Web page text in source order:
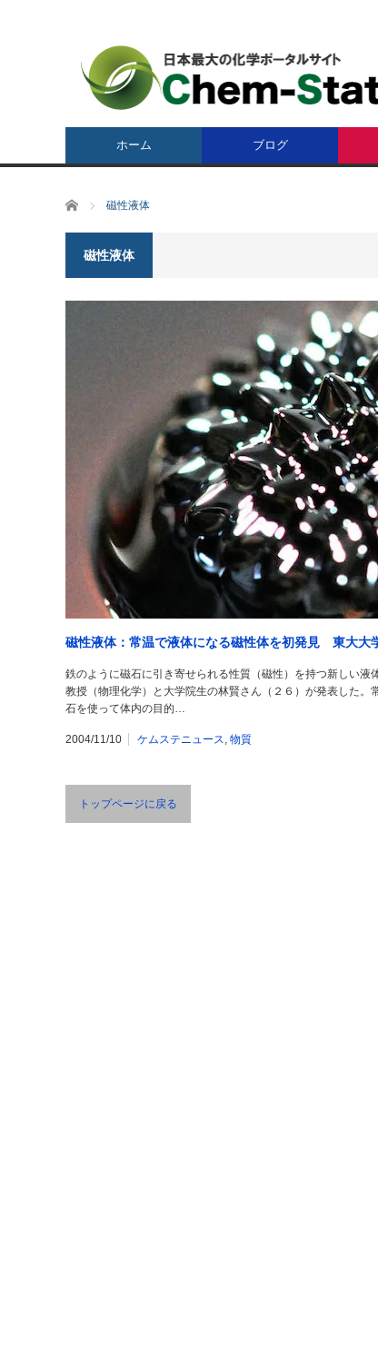
ホーム ブログ
ホーム 磁性液体
磁性液体
磁性液体：常温で液体になる磁性体を初発見 東大大
鉄のように磁石に引き寄せられる性質（磁性）を持つ新しい
教授（物理化学）と大学院生の林賢さん（２６）が発表した
石を使って体内の目的…
2004/11/10 ケムステニュース, 物質
トップページに戻る